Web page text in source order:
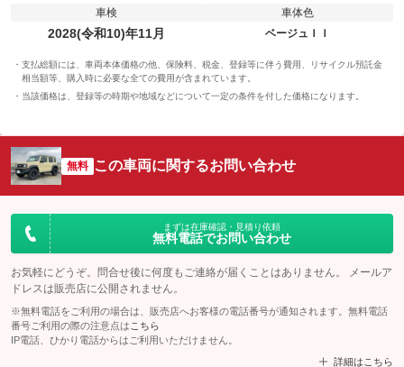
車検
2028(令和10)年11月
車体色
ベージュＩＩ
支払総額には、車両本体価格の他、保険料、税金、登録等に伴う費用、リサイクル預託金
相当額等、購入時に必要な全ての費用が含まれています。
当該価格は、登録等の時期や地域などについて一定の条件を付した価格になります。
無料 この車両に関するお問い合わせ
まずは在庫確認・見積り依頼
無料電話でお問い合わせ
お気軽にどうぞ。問合せ後に何度もご連絡が届くことはありません。 メールア
ドレスは販売店に公開されません。
※無料電話をご利用の場合は、販売店へお客様の電話番号が通知されます。無料電話
番号ご利用の際の注意点は こちら
IP電話、ひかり電話からはご利用いただけません。
詳細はこちら